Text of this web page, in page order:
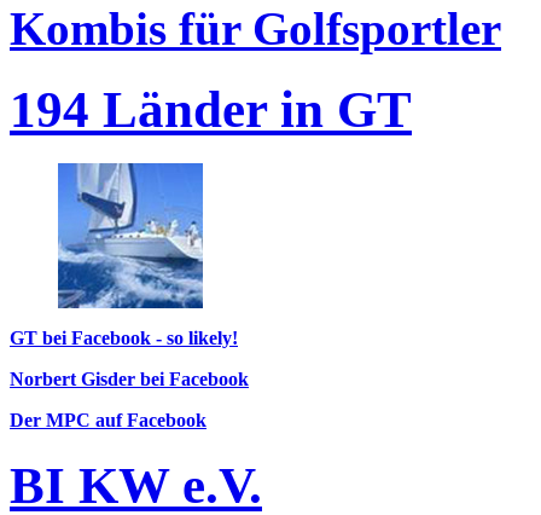
Kombis für Golfsportler
194 Länder in GT
GT bei Facebook - so likely!
Norbert Gisder bei Facebook
Der MPC auf Facebook
BI KW e.V.